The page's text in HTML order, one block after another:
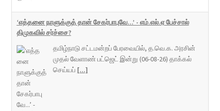
‘எத்தனை நாளுக்குத் தான் சேகர்பாபுவே...’ - எம்.எல்.ஏ பேச்சால்
திமுகவில் சர்ச்சை?
தமிழ்நாடு சட்டமன்றப் பேரவையில், த.வெ.க. அரசின்
முதல் வேளாண் பட்ஜெட் இன்று (06-08-26) தாக்கல்
செய்யப் [...]